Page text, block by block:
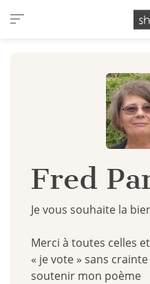
Panneau de gestion des
Fred
Je vous souhaite la
Merci à toutes celles
« je vote » sans
soutenir mon poème